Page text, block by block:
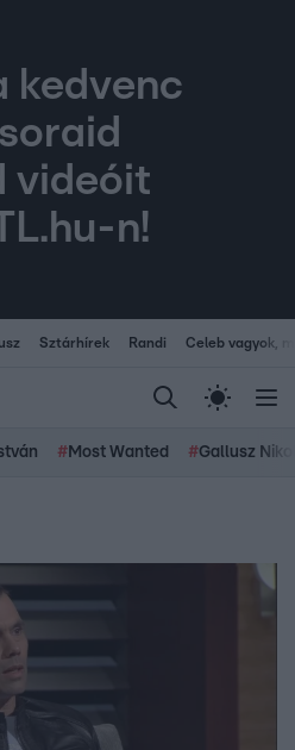
kedvenc
videóit
n!
Sztárhírek Randi Celeb vagyok,
# Most Wanted #Gallusz